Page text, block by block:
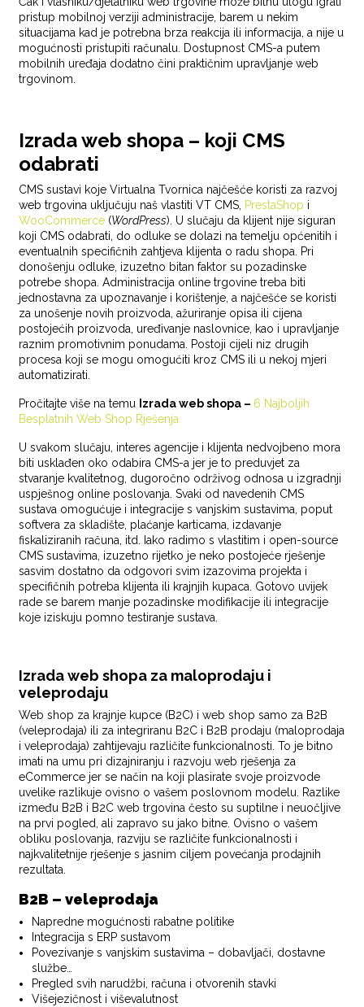
pristup mobilnoj verziji administracije, barem u nekim
situacijama kad je potrebna brza reakcija ili informacija, a nije u
mogućnosti pristupiti računalu. Dostupnost CMS-a putem
mobilnih uređaja dodatno čini praktičnim upravljanje web
trgovinom.
Izrada web shopa – koji CMS
odabrati
CMS sustavi koje Virtualna Tvornica najčešće koristi za razvoj
web trgovina uključuju naš vlastiti VT CMS, PrestaShop i
WooCommerce (WordPress). U slučaju da klijent nije siguran
koji CMS odabrati, do odluke se dolazi na temelju općenitih i
eventualnih specifičnih zahtjeva klijenta o radu shopa. Pri
donošenju odluke, izuzetno bitan faktor su pozadinske
potrebe shopa. Administracija online trgovine treba biti
jednostavna za upoznavanje i korištenje, a najčešće se koristi
za unošenje novih proizvoda, ažuriranje opisa ili cijena
postojećih proizvoda, uređivanje naslovnice, kao i upravljanje
raznim promotivnim ponudama. Postoji cijeli niz drugih
procesa koji se mogu omogućiti kroz CMS ili u nekoj mjeri
automatizirati.
Pročitajte više na temu Izrada web shopa – 6 Najboljih
Besplatnih Web Shop Rješenja
U svakom slučaju, interes agencije i klijenta nedvojbeno mora
biti usklađen oko odabira CMS-a jer je to preduvjet za
stvaranje kvalitetnog, dugoročno održivog odnosa u izgradnji
uspješnog online poslovanja. Svaki od navedenih CMS
sustava omogućuje i integracije s vanjskim sustavima, poput
softvera za skladište, plaćanje karticama, izdavanje
fiskaliziranih računa, itd. Iako radimo s vlastitim i open-source
CMS sustavima, izuzetno rijetko je neko postojeće rješenje
sasvim dostatno da odgovori svim izazovima projekta i
specifičnih potreba klijenta ili krajnjih kupaca. Gotovo uvijek
rade se barem manje pozadinske modifikacije ili integracije
koje iziskuju pomno testiranje sustava.
Izrada web shopa za maloprodaju i
veleprodaju
Web shop za krajnje kupce (B2C) i web shop samo za B2B
(veleprodaja) ili za integriranu B2C i B2B prodaju (maloprodaja
i veleprodaja) zahtijevaju različite funkcionalnosti. To je bitno
imati na umu pri dizajniranju i razvoju web rješenja za
eCommerce jer se način na koji plasirate svoje proizvode
uvelike razlikuje ovisno o vašem poslovnom modelu. Razlike
između B2B i B2C web trgovina često su suptilne i neuočljive
na prvi pogled, ali zapravo su jako bitne. Ovisno o vašem
obliku poslovanja, razviju se različite funkcionalnosti i
najkvalitetnije rješenje s jasnim ciljem povećanja prodajnih
rezultata.
B2B – veleprodaja
Napredne mogućnosti rabatne politike
Integracija s ERP sustavom
Povezivanje s vanjskim sustavima – dobavljači, dostavne
službe…
Pregled svih narudžbi, računa i otvorenih stavki
Višejezičnost i viševalutnost